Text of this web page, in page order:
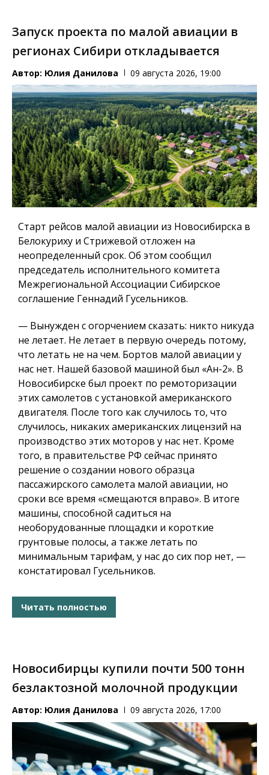
Запуск проекта по малой авиации в
регионах Сибири откладывается
Автор: Юлия Данилова 09 августа 2026, 19:00
Старт рейсов малой авиации из Новосибирска в
Белокуриху и Стрижевой отложен на
неопределенный срок. Об этом сообщил
председатель исполнительного комитета
Межрегиональной Ассоциации Сибирское
соглашение Геннадий Гусельников.
— Вынужден с огорчением сказать: никто никуда
не летает. Не летает в первую очередь потому,
что летать не на чем. Бортов малой авиации у
нас нет. Нашей базовой машиной был «Ан-2». В
Новосибирске был проект по ремоторизации
этих самолетов с установкой американского
двигателя. После того как случилось то, что
случилось, никаких американских лицензий на
производство этих моторов у нас нет. Кроме
того, в правительстве РФ сейчас принято
решение о создании нового образца
пассажирского самолета малой авиации, но
сроки все время «смещаются вправо». В итоге
машины, способной садиться на
необорудованные площадки и короткие
грунтовые полосы, а также летать по
минимальным тарифам, у нас до сих пор нет, —
констатировал Гусельников.
Читать полностью
Новосибирцы купили почти 500 тонн
безлактозной молочной продукции
Автор: Юлия Данилова 09 августа 2026, 17:00